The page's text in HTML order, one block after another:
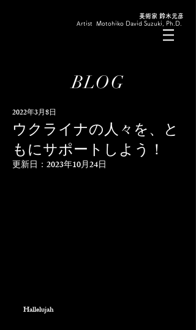
美術家 鈴木元彦
Artist Motohiko David Suzuki, Ph.D.
BLOG
ウクライナの人々を、と
もにサポートしよう！
2022年3月8日
更新日： 2023年10月24日
Hallelujah